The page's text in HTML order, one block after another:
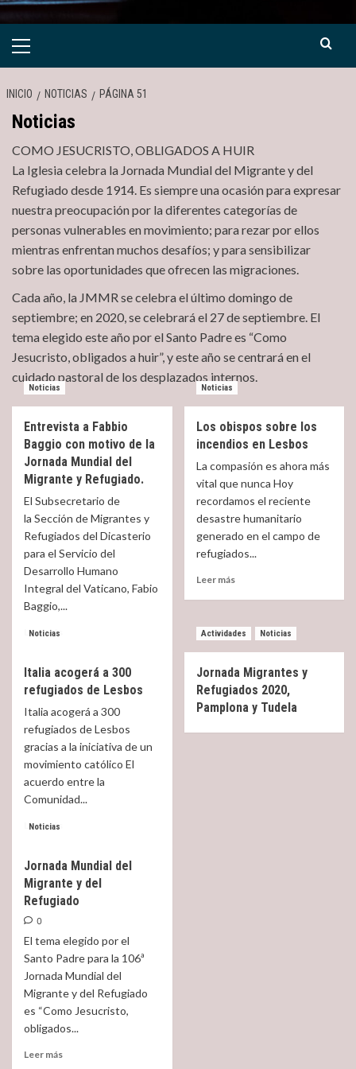
Menú
INICIO NOTICIAS PÁGINA 51
Noticias
COMO JESUCRISTO, OBLIGADOS A HUIR
La Iglesia celebra la Jornada Mundial del Migrante y del
Refugiado desde 1914. Es siempre una ocasión para expresar
nuestra preocupación por la diferentes categorías de
personas vulnerables en movimiento; para rezar por ellos
mientras enfrentan muchos desafíos; y para sensibilizar
sobre las oportunidades que ofrecen las migraciones.
Cada año, la JMMR se celebra el último domingo de
septiembre; en 2020, se celebrará el 27 de septiembre. El
tema elegido este año por el Santo Padre es “Como
Jesucristo, obligados a huir”, y este año se centrará en el
cuidado pastoral de los desplazados internos.
Noticias
Entrevista a Fabbio
Baggio con motivo de la
Jornada Mundial del
Migrante y Refugiado.
El Subsecretario de
la Sección de Migrantes y
Refugiados del Dicasterio
para el Servicio del
Desarrollo Humano
Integral del Vaticano, Fabio
Baggio,...
Leer más
Entrevista
a
Fabbio
Baggio
con
motivo
de
la
Jornada
Refugiado.
Noticias
Los obispos sobre los
incendios en Lesbos
La compasión es ahora más
vital que nunca Hoy
recordamos el reciente
desastre humanitario
generado en el campo de
refugiados...
Leer másRead
obispos
sobre
los
incendios
en
Lesbos
Noticias
Italia acogerá a 300
refugiados de Lesbos
Italia acogerá a 300
refugiados de Lesbos
gracias a la iniciativa de un
movimiento católico El
acuerdo entre la
Comunidad...
Leer más
Italia
acogerá
a
de
Lesbos
Actividades Noticias
Jornada Migrantes y
Refugiados 2020,
Pamplona y Tudela
Noticias
Jornada Mundial del
Migrante y del
Refugiado
0
El tema elegido por el
Santo Padre para la 106ª
Jornada Mundial del
Migrante y del Refugiado
es “Como Jesucristo,
obligados...
Leer más